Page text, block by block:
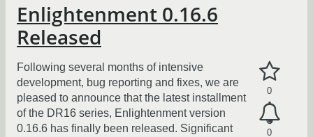
Enlightenment 0.16.6
Released
0
0
Following several months of intensive
development, bug reporting and fixes, we are
pleased to announce that the latest installment
of the DR16 series, Enlightenment version
0.16.6 has finally been released. Significant